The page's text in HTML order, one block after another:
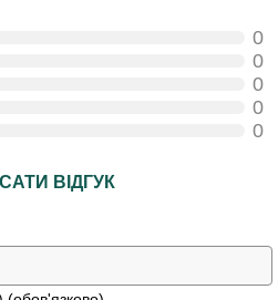
0
0
0
0
0
ВІДГУК